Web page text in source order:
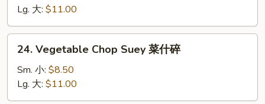
Suey
牛
什
Lg. 大: $11.00
Vegetable
Chop
Suey
菜
24. Vegetable Chop Suey 菜什碎
Sm. 小: $8.50
Lg. 大: $11.00